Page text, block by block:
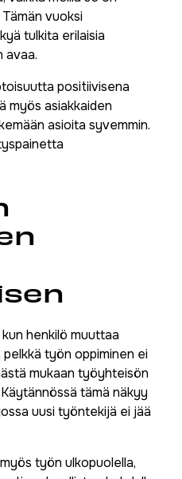
vuoksi
tulkita erilaisia
avaa.
positiivisena
myös asiakkaiden
asioita syvemmin.
henkilö muuttaa
työn oppiminen ei
mukaan työyhteisön
tämä näkyy
uusi työntekijä ei jää
työn ulkopuolella,